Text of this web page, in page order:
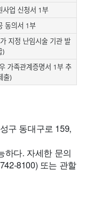
사업 신청서 1부
동의서 1부
지정 난임시술 기관 발
)
가족관계증명서 1부 추
출)
구 동대구로 159,
하다. 자세한 문의
8100) 또는 관할